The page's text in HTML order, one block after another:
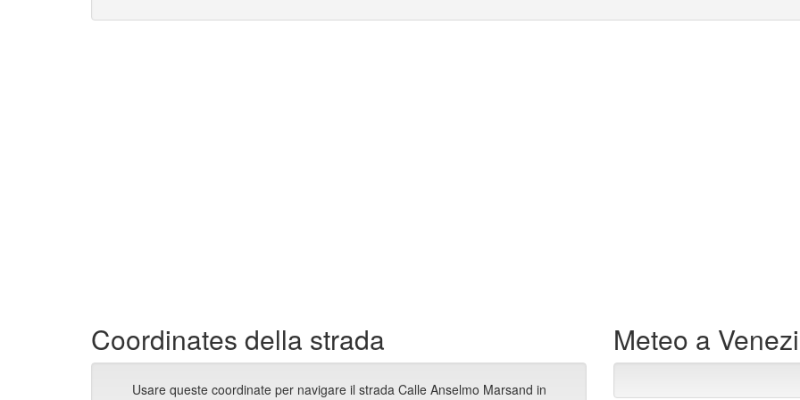
Coordinates della strada
Usare queste coordinate per navigare il strada Calle Anselmo Marsand in
Meteo a